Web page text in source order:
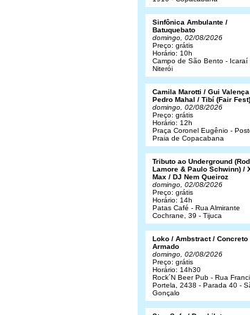
Sinfônica Ambulante /
Batuquebato
domingo, 02/08/2026
Preço: grátis
Horário: 10h
Campo de São Bento - Icaraí
Niterói
Camila Marotti / Gui
Pedro Mahal / Tibí (Fair Fest)
domingo, 02/08/2026
Preço: grátis
Horário: 12h
Praça Coronel Eugênio -
Praia de Copacabana
Tributo ao Underground
Lamore & Paulo Schwinn) /
Max / DJ Nem Queiroz
domingo, 02/08/2026
Preço: grátis
Horário: 14h
Patas Café - Rua Almirante
Cochrane, 39 - Tijuca
Loko / Ambstract / Concreto
Armado
domingo, 02/08/2026
Preço: grátis
Horário: 14h30
Rock´N Beer Pub - Rua
Portela, 2438 - Parada 40 -
Gonçalo